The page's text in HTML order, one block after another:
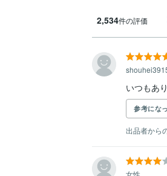
2,534件の評価
いつもあ
参考にな
出品者から
女性